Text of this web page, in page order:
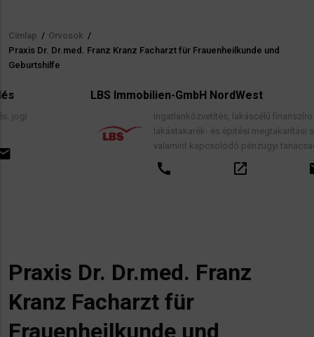
Morzsa
Címlap / Orvosok /
Praxis Dr. Dr.med. Franz Kranz Facharzt für Frauenheilkunde und
Geburtshilfe
LBS Immobilien-GmbH NordWest
Ingatlanközvetítés, lakáscélú finanszírozási hitelek,
lakástakarék- és építési megtakarítási szerződések,
valamint kapcsolódó pénzügyi tanácsadás.
Praxis Dr. Dr.med. Franz
Kranz Facharzt für
Frauenheilkunde und